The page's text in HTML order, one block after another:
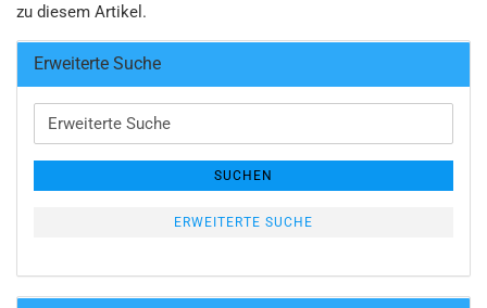
zu diesem Artikel.
Erweiterte Suche
Erweiterte
Suche
SUCHEN
ERWEITERTE SUCHE